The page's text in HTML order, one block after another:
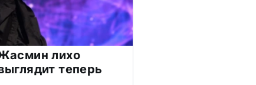
лихо
теперь